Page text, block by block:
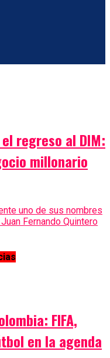
regreso al DIM:
millonario
uno de sus nombres
Fernando Quintero
FIFA,
en la agenda